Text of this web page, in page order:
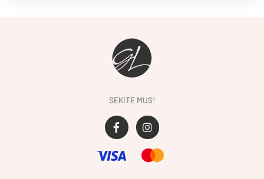
SEKITE MUS!
F
a
c
e
I
n
s
t